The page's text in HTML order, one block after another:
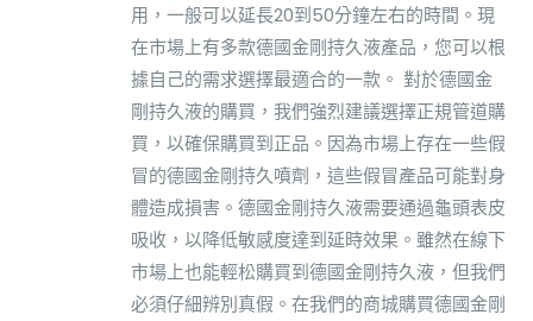
用，一般可以延長20到50分鐘左右的時間。現
在市場上有多款德國金剛持久液產品，您可以根
據自己的需求選擇最適合的一款。 對於德國金
剛持久液的購買，我們強烈建議選擇正規管道購
買，以確保購買到正品。因為市場上存在一些假
冒的德國金剛持久噴劑，這些假冒產品可能對身
體造成損害。德國金剛持久液需要通過龜頭表皮
吸收，以降低敏感度達到延時效果。雖然在線下
市場上也能輕松購買到德國金剛持久液，但我們
必須仔細辨別真假。在我們的商城購買德國金剛